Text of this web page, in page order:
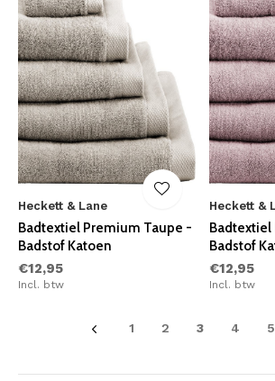
Heckett & Lane
Badtextiel Premium Taupe -
Badstof Katoen
€12,95
Incl. btw
Heckett &
Badstof
€12,95
Incl. btw
1 2 3 4 5